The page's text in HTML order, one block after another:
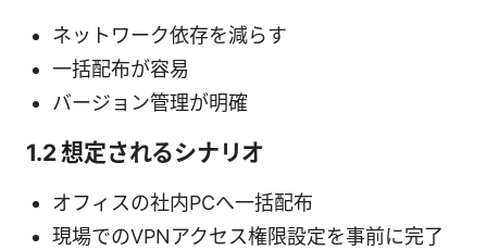
ネットワーク依存を減らす
一括配布が容易
バージョン管理が明確
1.2 想定されるシナリオ
オフィスの社内PCへ一括配布
現場でのVPNアクセス権限設定を事前に完了